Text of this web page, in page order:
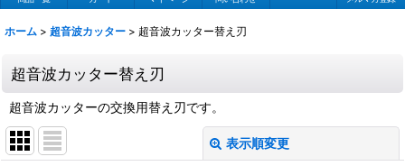
ホーム > 超音波カッター > 超音波カッター替え刃
超音波カッター替え刃
超音波カッターの交換用替え刃です。
表示順変更